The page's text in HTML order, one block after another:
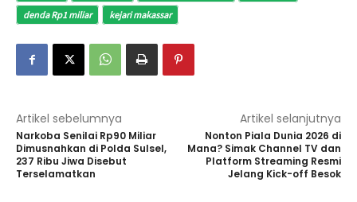
denda Rp1 miliar
kejari makassar
Artikel sebelumnya
Narkoba Senilai Rp90 Miliar
Dimusnahkan di Polda Sulsel,
237 Ribu Jiwa Disebut
Terselamatkan
Artikel selanjutnya
Nonton Piala Dunia 2026 di
Mana? Simak Channel TV dan
Platform Streaming Resmi
Jelang Kick-off Besok